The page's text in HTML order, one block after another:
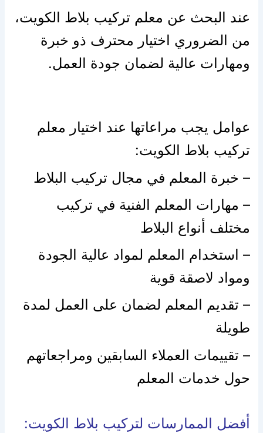
عند البحث عن معلم تركيب بلاط الكويت،
من الضروري اختيار محترف ذو خبرة
ومهارات عالية لضمان جودة العمل.
عوامل يجب مراعاتها عند اختيار معلم
تركيب بلاط الكويت:
– خبرة المعلم في مجال تركيب البلاط
– مهارات المعلم الفنية في تركيب
مختلف أنواع البلاط
– استخدام المعلم لمواد عالية الجودة
ومواد لاصقة قوية
– تقديم المعلم لضمان على العمل لمدة
طويلة
– تقييمات العملاء السابقين ومراجعاتهم
حول خدمات المعلم
أفضل الممارسات لتركيب بلاط الكويت: